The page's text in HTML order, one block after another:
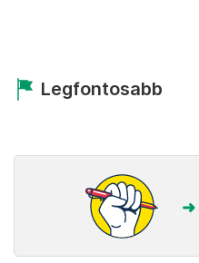
Legfontosabb